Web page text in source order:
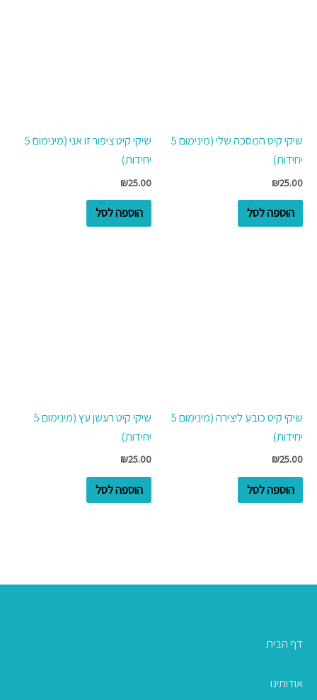
שיקי קיט המסכה שלי (מינימום 5
יחידות)
₪25.00
הוספה לסל
שיקי קיט ציפור זו אני (מינימום 5
יחידות)
₪25.00
הוספה לסל
שיקי קיט כובע ליצירה (מינימום 5
יחידות)
₪25.00
הוספה לסל
שיקי קיט רעשן עץ (מינימום 5
יחידות)
₪25.00
הוספה לסל
דף הבית
אודותינו